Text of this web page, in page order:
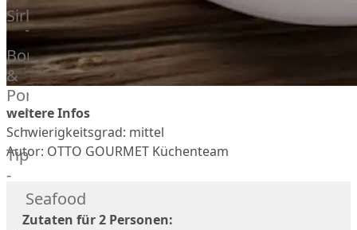
Veire
F1
Wagyu
Beef
Schwein
Ibérico
Schwein
Joselito
Ibérico
70%
Bellota
Garimori
Sirloin
T-
Bone
&
Porterhouse
Tomahawk
Tri
Tip
-
Bürgermeisterstück
Bäckchen
Seafood
weitere Infos
Schwierigkeitsgrad: mittel
Autor: OTTO GOURMET Küchenteam
Zutaten für 2 Personen: